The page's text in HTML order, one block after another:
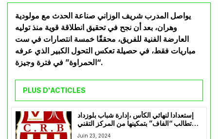
يواصل المدرب شريف الوزاني صناعة الحدث مع مولودية
وهران، بعد أن نجح في تحقيق انطلاقة قوية منذ توليه
العارضة الفنية للفريق، محققًا خمسة انتصارات في ست
مباريات فقط، في حصيلة تعكس التحول الكبير الذي عرفه
“الحمراوة” في فترة وجيزة.
PLUS D'ACTICLES
إستعدادا لنهائي الكأس ،إدارة شباب بلوزداد
تطالب “الفاف” بتمكينها من المركز التقني
بسيدي موسى
Juin 23, 2024